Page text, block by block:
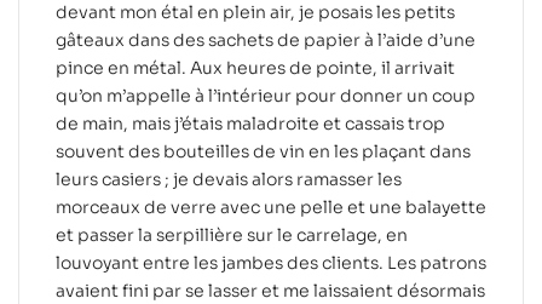
devant mon étal en plein air, je posais les petits
gâteaux dans des sachets de papier à l’aide d’une
pince en métal. Aux heures de pointe, il arrivait
qu’on m’appelle à l’intérieur pour donner un coup
de main, mais j’étais maladroite et cassais trop
souvent des bouteilles de vin en les plaçant dans
leurs casiers ; je devais alors ramasser les
morceaux de verre avec une pelle et une balayette
et passer la serpillière sur le carrelage, en
louvoyant entre les jambes des clients. Les patrons
avaient fini par se lasser et me laissaient désormais